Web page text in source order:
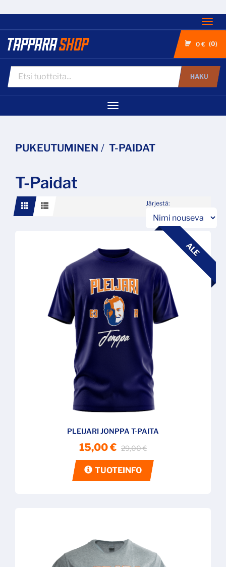
0 € 0
HAKU
Navigaatio
PUKEUTUMINEN T-PAIDAT
T-Paidat
Järjestä:
ALE
PLEIJARI JONPPA T-PAITA
15,00 € 29,00 €
TUOTEINFO